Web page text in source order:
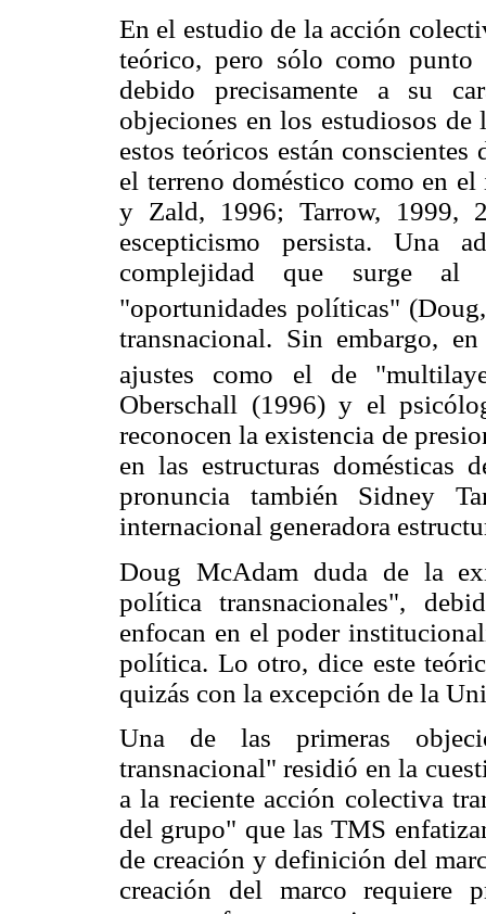
En el estudio de la acción
teórico, pero sólo como punto
debido precisamente a su
objeciones en los estudiosos
estos teóricos están
el terreno doméstico como en
y Zald, 1996; Tarrow, 1999,
escepticismo persista. Una
complejidad que surge al
"oportunidades políticas"
transnacional. Sin embargo,
ajustes como el de
Oberschall (1996) y el
reconocen la existencia de
en las estructuras domésticas
pronuncia también Sidney
internacional generadora
Doug McAdam duda de la
política transnacionales",
enfocan en el poder
política. Lo otro, dice este
quizás con la excepción de la
Una de las primeras
transnacional" residió en la
a la reciente acción colectiva
del grupo" que las TMS
de creación y definición del
creación del marco requiere